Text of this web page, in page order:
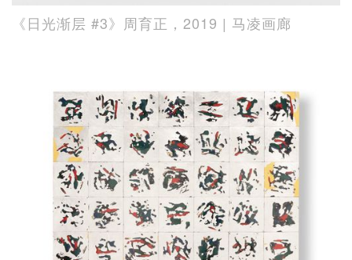
《日光渐层 #3》周育正，2019 | 马凌画廊